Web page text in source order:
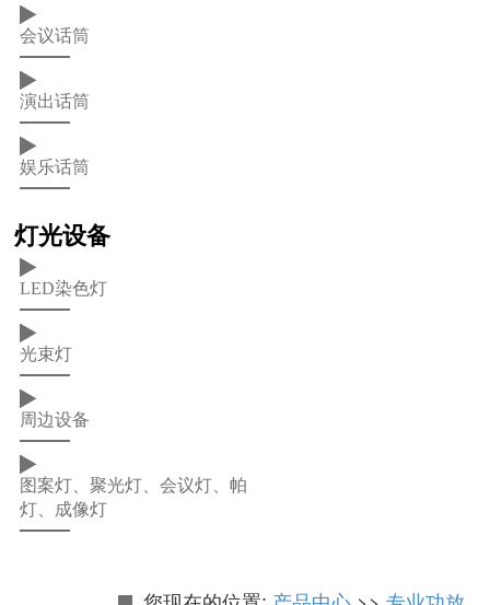
会议话筒
演出话筒
娱乐话筒
灯光设备
LED染色灯
光束灯
周边设备
图案灯、聚光灯、会议灯、帕
灯、成像灯